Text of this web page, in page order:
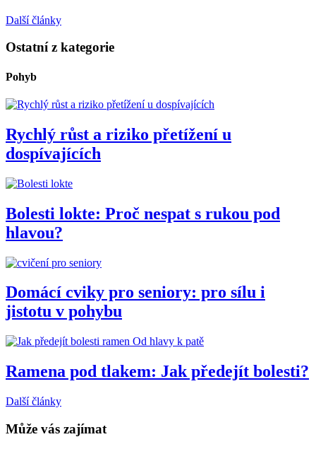
Další články
Ostatní z kategorie
Pohyb
Rychlý růst a riziko přetížení u
dospívajících
Bolesti lokte: Proč nespat s rukou pod
hlavou?
Domácí cviky pro seniory: pro sílu i
jistotu v pohybu
Od hlavy k patě
Ramena pod tlakem: Jak předejít bolesti?
Další články
Může vás zajímat